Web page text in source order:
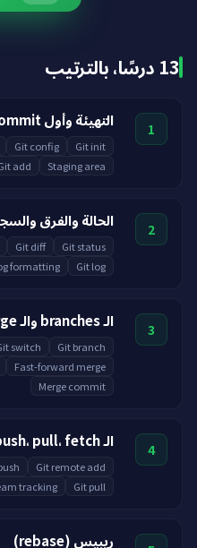
13 درسًا، بالترتيب
1 التهيئة وأول commit لك
Git init
Git config
Staging area
add
2 الحالة والفرق
Git status
Git diff
Git log
formatting
3 الـ branches والـ merge
Git branch
switch
Fast-forward merge
Merge commit
4 الـ remotes: push، pull، fetch
Git remote add
Git pull
tracking
ريبيس (rebase)